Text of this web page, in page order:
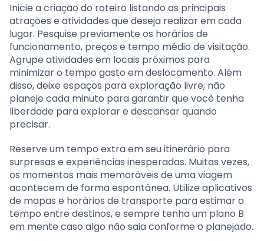
Inicie a criação do roteiro listando as principais
atrações e atividades que deseja realizar em cada
lugar. Pesquise previamente os horários de
funcionamento, preços e tempo médio de visitação.
Agrupe atividades em locais próximos para
minimizar o tempo gasto em deslocamento. Além
disso, deixe espaços para exploração livre; não
planeje cada minuto para garantir que você tenha
liberdade para explorar e descansar quando
precisar.
Reserve um tempo extra em seu itinerário para
surpresas e experiências inesperadas. Muitas vezes,
os momentos mais memoráveis de uma viagem
acontecem de forma espontânea. Utilize aplicativos
de mapas e horários de transporte para estimar o
tempo entre destinos, e sempre tenha um plano B
em mente caso algo não saia conforme o planejado.